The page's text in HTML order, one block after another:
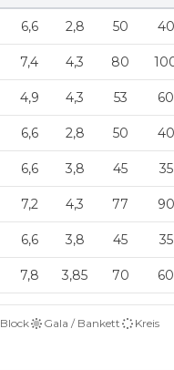
6,6 2,8 50 40
7,4 4,3 80
4,9 4,3 53 60
6,6 2,8 50 40
6,6 3,8 45 35
7,2 4,3 77 90
6,6 3,8 45 35
7,8 3,85 70 60
Block Gala / Bankett Kreis